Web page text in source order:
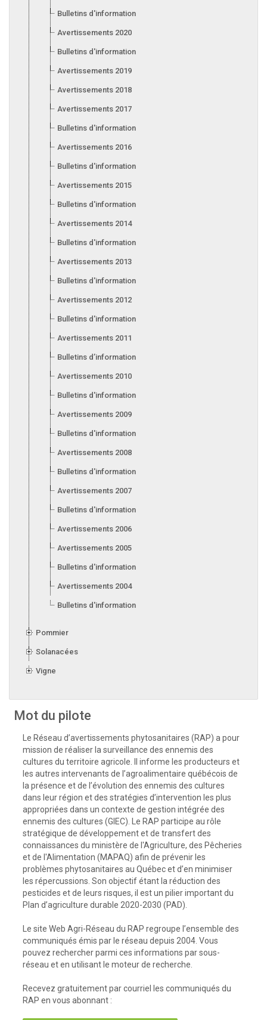
Bulletins d'information 2021
Avertissements 2020
Bulletins d'information 2020
Avertissements 2019
Avertissements 2018
Avertissements 2017
Bulletins d'information 2017
Avertissements 2016
Bulletins d'information 2016
Avertissements 2015
Bulletins d'information 2015
Avertissements 2014
Bulletins d'information 2014
Avertissements 2013
Bulletins d'information 2013
Avertissements 2012
Bulletins d'information 2012
Avertissements 2011
Bulletins d’information 2011
Avertissements 2010
Bulletins d'information 2010
Avertissements 2009
Bulletins d'information 2009
Avertissements 2008
Bulletins d'information 2008
Avertissements 2007
Bulletins d'information 2007
Avertissements 2006
Avertissements 2005
Bulletins d'information 2005
Avertissements 2004
Bulletins d'information 2004
Pommier
Solanacées
Vigne
Mot du pilote
Le Réseau d’avertissements phytosanitaires (RAP) a pour
mission de réaliser la surveillance des ennemis des
cultures du territoire agricole. Il informe les producteurs et
les autres intervenants de l’agroalimentaire québécois de
la présence et de l’évolution des ennemis des cultures
dans leur région et des stratégies d’intervention les plus
appropriées dans un contexte de gestion intégrée des
ennemis des cultures (GIEC). Le RAP participe au rôle
stratégique de développement et de transfert des
connaissances du ministère de l'Agriculture, des Pêcheries
et de l'Alimentation (MAPAQ) afin de prévenir les
problèmes phytosanitaires au Québec et d’en minimiser
les répercussions. Son objectif étant la réduction des
pesticides et de leurs risques, il est un pilier important du
Plan d’agriculture durable 2020-2030 (PAD).
Le site Web Agri-Réseau du RAP regroupe l’ensemble des
communiqués émis par le réseau depuis 2004. Vous
pouvez rechercher parmi ces informations par sous-
réseau et en utilisant le moteur de recherche.
Recevez gratuitement par courriel les communiqués du
RAP en vous abonnant :